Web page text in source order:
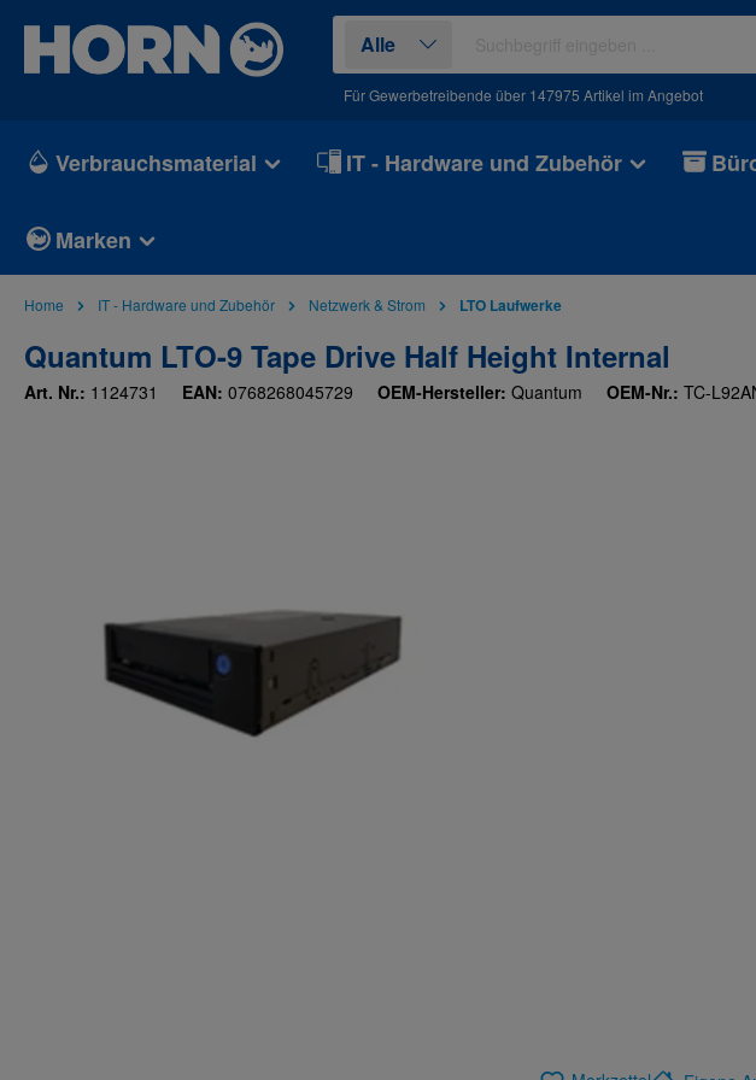
Zur Hauptnavigation springen
Alle
Für Gewerbetreibende über 147975 Artikel im Angebot
Verbrauchsmaterial IT - Hardware und Zubehör
Marken
Home IT - Hardware und Zubehör Netzwerk & Strom LTO Laufwerke
Quantum LTO-9 Tape Drive Half Height Internal
Art. Nr.: 1124731 EAN: 0768268045729 OEM-Hersteller: Quantum OEM-Nr.: TC-